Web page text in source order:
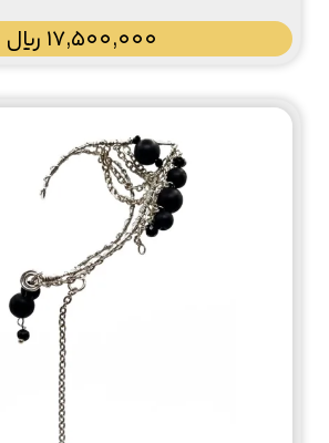
17,500,000 ﷼